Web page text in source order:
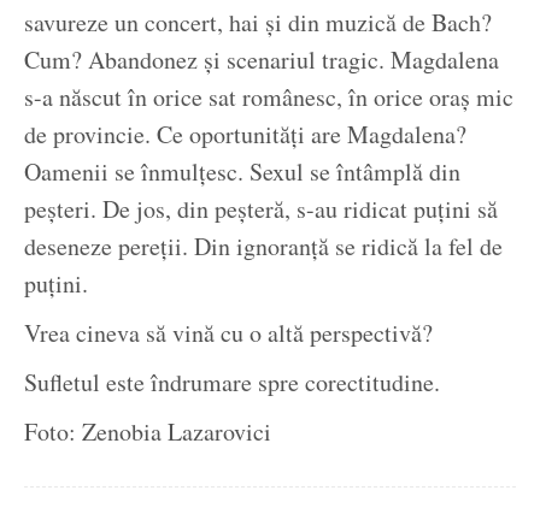
savureze un concert, hai și din muzică de Bach?
Cum? Abandonez și scenariul tragic. Magdalena
s-a născut în orice sat românesc, în orice oraș mic
de provincie. Ce oportunități are Magdalena?
Oamenii se înmulțesc. Sexul se întâmplă din
peșteri. De jos, din peșteră, s-au ridicat puțini să
deseneze pereții. Din ignoranță se ridică la fel de
puțini.
Vrea cineva să vină cu o altă perspectivă?
Sufletul este îndrumare spre corectitudine.
Foto: Zenobia Lazarovici